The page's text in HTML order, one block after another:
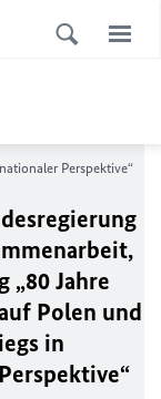
Perspektive“
„80 Jahre
Polen und
in